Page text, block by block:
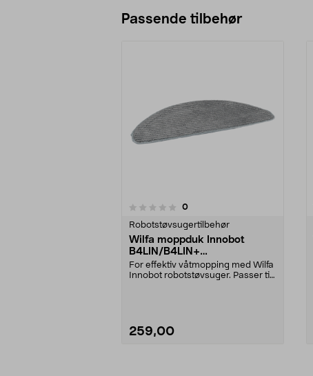
Passende tilbehør
0anmeldelser
Robotstøvsugertilbehør
Wilfa moppduk Innobot
B4LIN/B4LIN+
robotstøvsuger, 2-pakning
For effektiv våtmopping med Wilfa
Innobot robotstøvsuger. Passer til
259,00
4.0av 5 stjerner